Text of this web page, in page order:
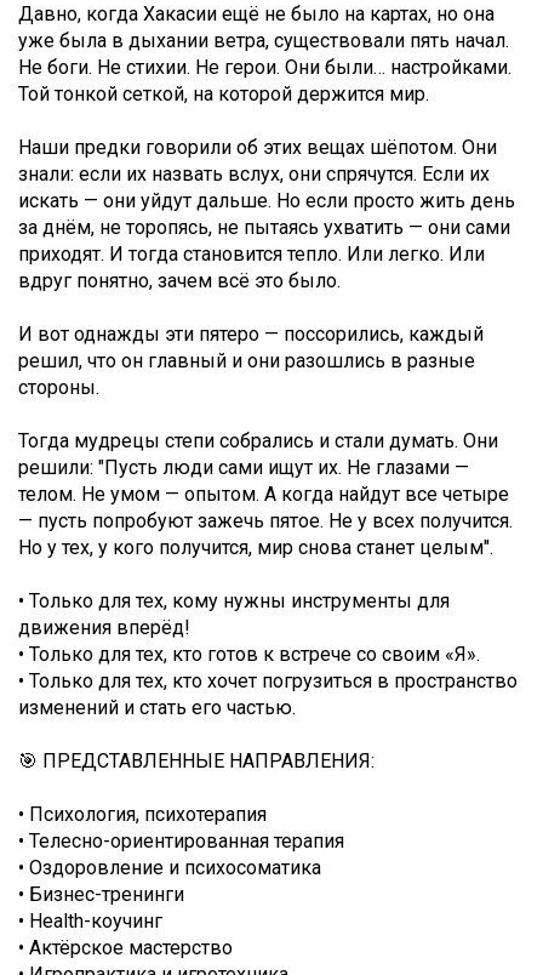
Давно, когда Хакасии ещё не было на картах, но она
уже была в дыхании ветра, существовали пять начал.
Не боги. Не стихии. Не герои. Они были… настройками.
Той тонкой сеткой, на которой держится мир.
Наши предки говорили об этих вещах шёпотом. Они
знали: если их назвать вслух, они спрячутся. Если их
искать — они уйдут дальше. Но если просто жить день
за днём, не торопясь, не пытаясь ухватить — они сами
приходят. И тогда становится тепло. Или легко. Или
вдруг понятно, зачем всё это было.
И вот однажды эти пятеро — поссорились, каждый
решил, что он главный и они разошлись в разные
стороны.
Тогда мудрецы степи собрались и стали думать. Они
решили: "Пусть люди сами ищут их. Не глазами —
телом. Не умом — опытом. А когда найдут все четыре
— пусть попробуют зажечь пятое. Не у всех получится.
Но у тех, у кого получится, мир снова станет целым".
• Только для тех, кому нужны инструменты для
движения вперёд!
• Только для тех, кто готов к встрече со своим «Я».
• Только для тех, кто хочет погрузиться в пространство
изменений и стать его частью.
🎯 ПРЕДСТАВЛЕННЫЕ НАПРАВЛЕНИЯ:
• Психология, психотерапия
• Телесно-ориентированная терапия
• Оздоровление и психосоматика
• Бизнес-тренинги
• Health-коучинг
• Актёрское мастерство